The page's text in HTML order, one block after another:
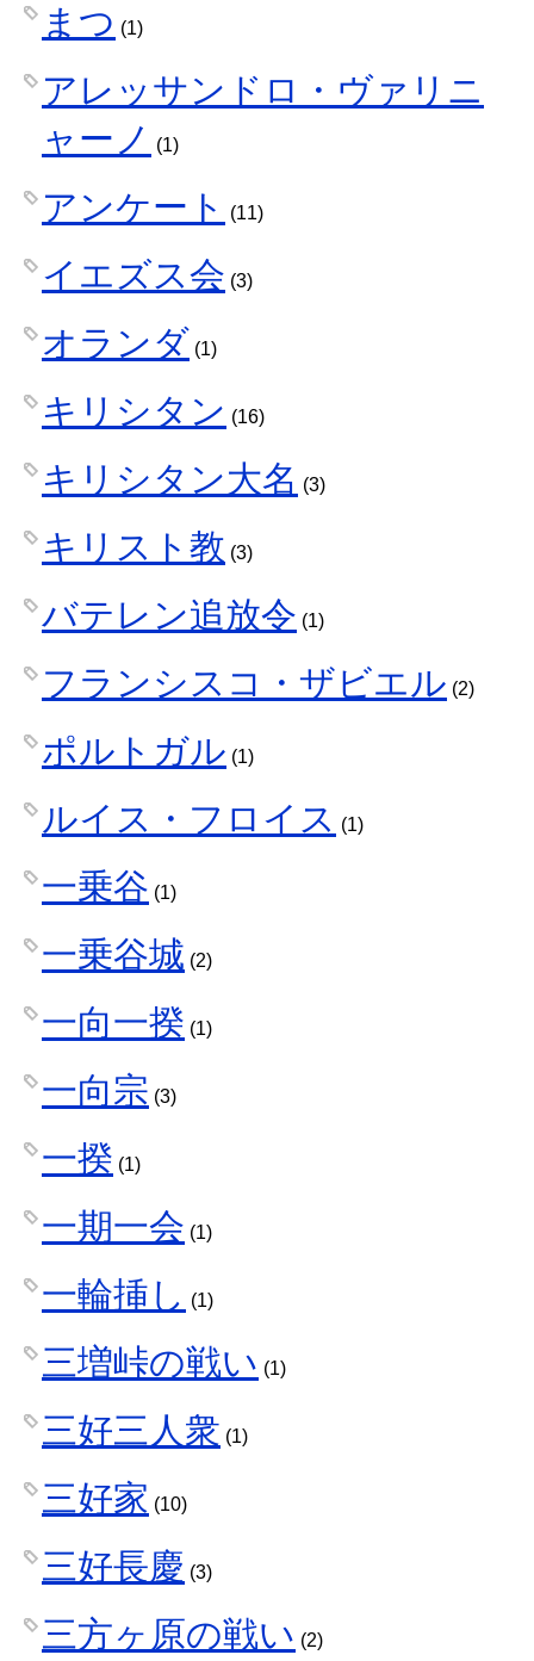
まつ (1)
アレッサンドロ・ヴァリニ
ャーノ
(1)
アンケート (11)
イエズス会 (3)
オランダ (1)
キリシタン (16)
キリシタン大名 (3)
キリスト教 (3)
バテレン追放令 (1)
フランシスコ・ザビエル (2)
ポルトガル (1)
ルイス・フロイス (1)
一乗谷 (1)
一乗谷城 (2)
一向一揆 (1)
一向宗 (3)
一揆 (1)
一期一会 (1)
一輪挿し (1)
三増峠の戦い (1)
三好三人衆 (1)
三好家 (10)
三好長慶 (3)
三方ヶ原の戦い (2)